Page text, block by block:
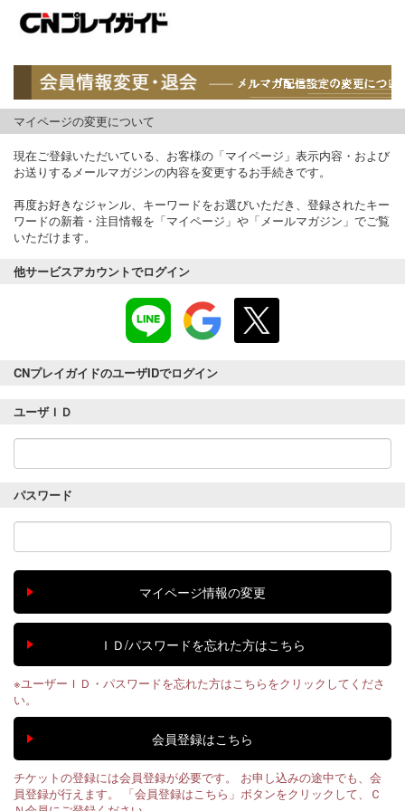
マイページの変更について
現在ご登録いただいている、お客様の「マイページ」表示内容・および
お送りするメールマガジンの内容を変更するお手続きです。
再度お好きなジャンル、キーワードをお選びいただき、登録されたキー
ワードの新着・注目情報を「マイページ」や「メールマガジン」でご覧
いただけます。
他サービスアカウントでログイン
CNプレイガイドのユーザIDでログイン
ユーザＩＤ
パスワード
※ユーザーＩＤ・パスワードを忘れた方はこちらをクリックしてくださ
い。
チケットの登録には会員登録が必要です。 お申し込みの途中でも、会
員登録が行えます。 「会員登録はこちら」ボタンをクリックして、Ｃ